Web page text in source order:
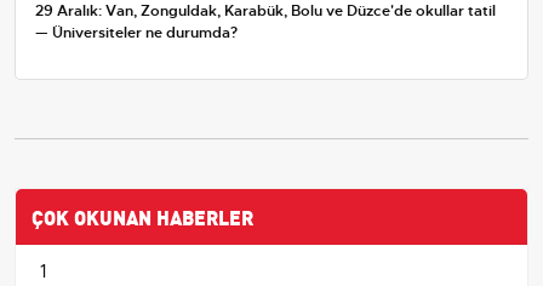
29 Aralık: Van, Zonguldak, Karabük, Bolu ve Düzce'de okullar tatil
— Üniversiteler ne durumda?
ÇOK OKUNAN HABERLER
1